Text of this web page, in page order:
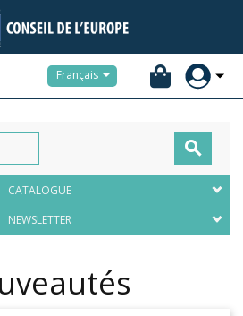
Français

CATALOGUE
NEWSLETTER